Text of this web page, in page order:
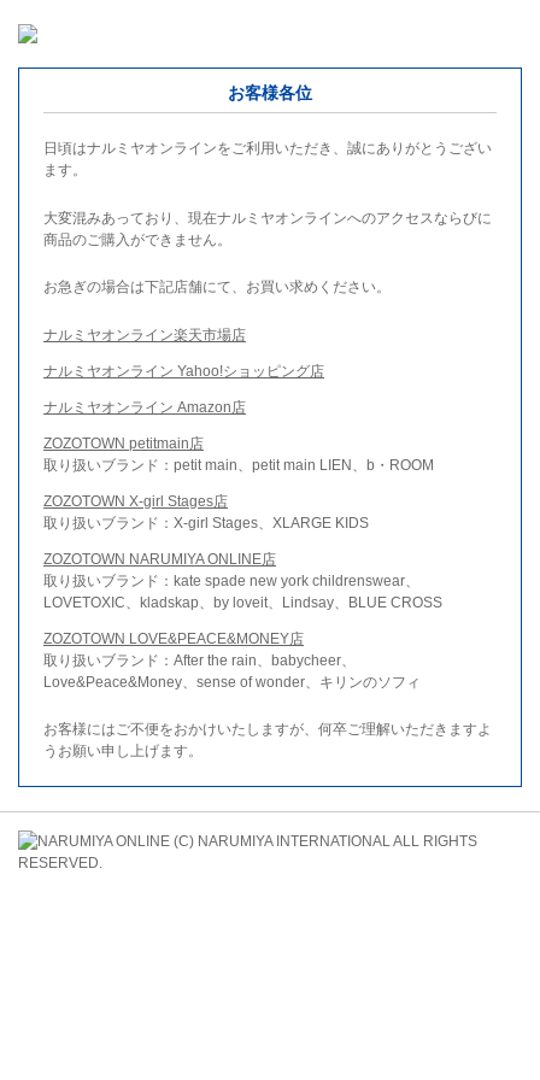
お客様各位
日頃はナルミヤオンラインをご利用いただき、誠にありがとうござい
ます。
大変混みあっており、現在ナルミヤオンラインへのアクセスならびに
商品のご購入ができません。
お急ぎの場合は下記店舗にて、お買い求めください。
ナルミヤオンライン楽天市場店
ナルミヤオンライン Yahoo!ショッピング店
ナルミヤオンライン Amazon店
ZOZOTOWN petitmain店
取り扱いブランド：petit main、petit main LIEN、b・ROOM
ZOZOTOWN X-girl Stages店
取り扱いブランド：X-girl Stages、XLARGE KIDS
ZOZOTOWN NARUMIYA ONLINE店
取り扱いブランド：kate spade new york childrenswear、
LOVETOXIC、kladskap、by loveit、Lindsay、BLUE CROSS
ZOZOTOWN LOVE&PEACE&MONEY店
取り扱いブランド：After the rain、babycheer、
Love&Peace&Money、sense of wonder、キリンのソフィ
お客様にはご不便をおかけいたしますが、何卒ご理解いただきますよ
うお願い申し上げます。